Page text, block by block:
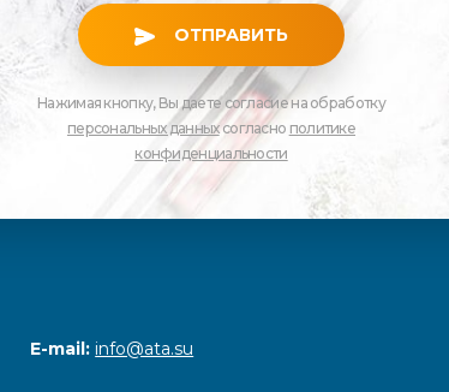
ОТПРАВИТЬ
Нажимая кнопку, Вы даете согласие на обработку
персональных данныхсогласно политике
конфиденциальности
E-mail:info@ata.su